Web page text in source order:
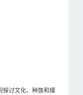
探讨文化、种族和媒